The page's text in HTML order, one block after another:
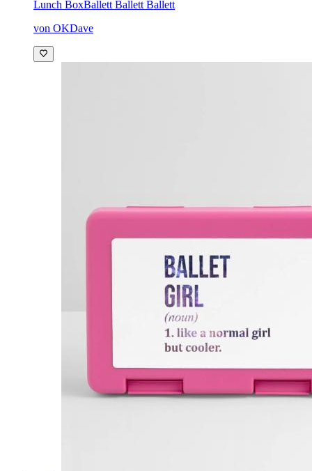
Lunch BoxBallett Ballett Ballett
von OKDave